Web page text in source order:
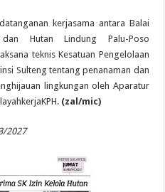
kerjasama antara Balai
Hutan Lindung Palu-Poso
teknis Kesatuan Pengelolaan
Sulteng tentang penanaman dan
lingkungan oleh Aparatur
(zal/mic)
2027